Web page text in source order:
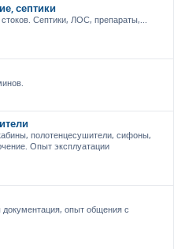
септики
стоков. Септики, ЛОС, препараты,...
полотенцесушители, сифоны,
Опыт эксплуатации
опыт общения с